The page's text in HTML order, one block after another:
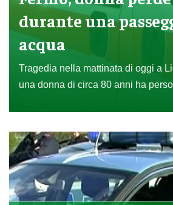
durante una
acqua
Tragedia nella mattinata di oggi a
una donna di circa 80 anni ha